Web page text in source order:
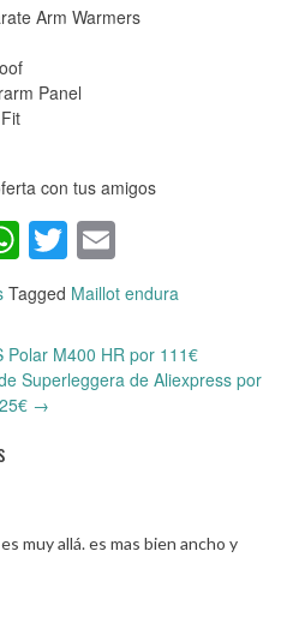
Arm Warmers
Panel
con tus amigos
WhatsApp
Twitter
Tagged Maillot endura
Polar M400 HR por 111€
Superleggera de Aliexpress por
25€ →
muy allá. es mas bien ancho y